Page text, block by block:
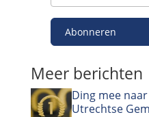
Abonneren
Meer berichten
Ding mee
Utrechtse